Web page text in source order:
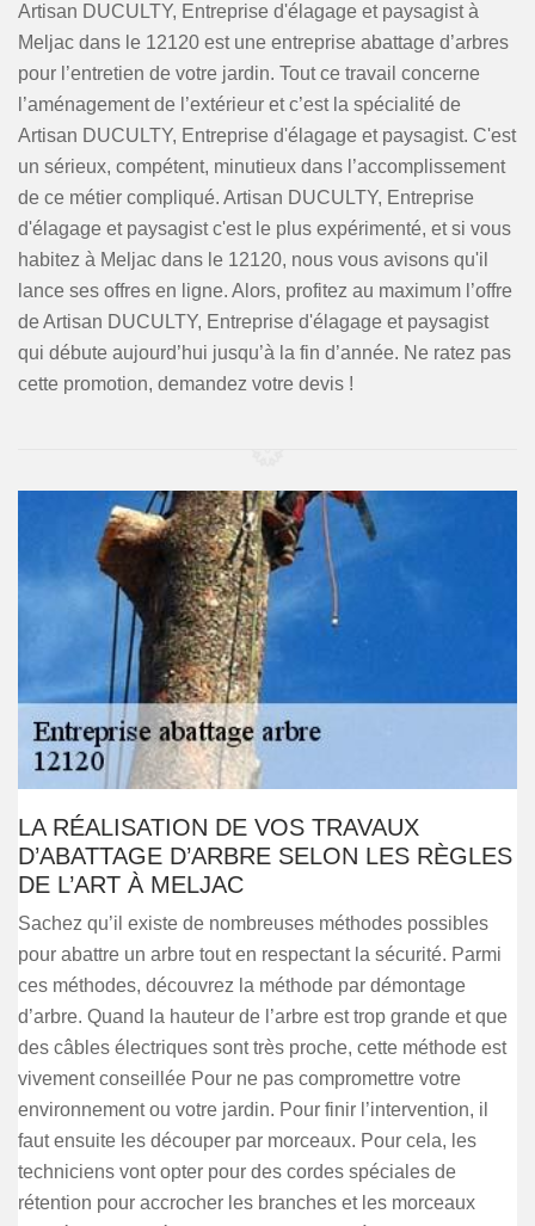
Artisan DUCULTY, Entreprise d'élagage et paysagist à
Meljac dans le 12120 est une entreprise abattage d’arbres
pour l’entretien de votre jardin. Tout ce travail concerne
l’aménagement de l’extérieur et c’est la spécialité de
Artisan DUCULTY, Entreprise d'élagage et paysagist. C'est
un sérieux, compétent, minutieux dans l’accomplissement
de ce métier compliqué. Artisan DUCULTY, Entreprise
d'élagage et paysagist c'est le plus expérimenté, et si vous
habitez à Meljac dans le 12120, nous vous avisons qu'il
lance ses offres en ligne. Alors, profitez au maximum l’offre
de Artisan DUCULTY, Entreprise d'élagage et paysagist
qui débute aujourd’hui jusqu’à la fin d’année. Ne ratez pas
cette promotion, demandez votre devis !
LA RÉALISATION DE VOS TRAVAUX
D’ABATTAGE D’ARBRE SELON LES RÈGLES
DE L’ART À MELJAC
Sachez qu’il existe de nombreuses méthodes possibles
pour abattre un arbre tout en respectant la sécurité. Parmi
ces méthodes, découvrez la méthode par démontage
d’arbre. Quand la hauteur de l’arbre est trop grande et que
des câbles électriques sont très proche, cette méthode est
vivement conseillée Pour ne pas compromettre votre
environnement ou votre jardin. Pour finir l’intervention, il
faut ensuite les découper par morceaux. Pour cela, les
techniciens vont opter pour des cordes spéciales de
rétention pour accrocher les branches et les morceaux